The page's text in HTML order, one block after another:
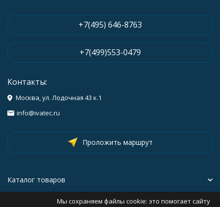
+7(495) 646-8763
+7(499)553-0479
Контакты:
Москва, ул. Лодочная 43 к.1
info@ivatec.ru
Проложить маршрут
Каталог товаров
Мы сохраняем файлы cookie: это помогает сайту